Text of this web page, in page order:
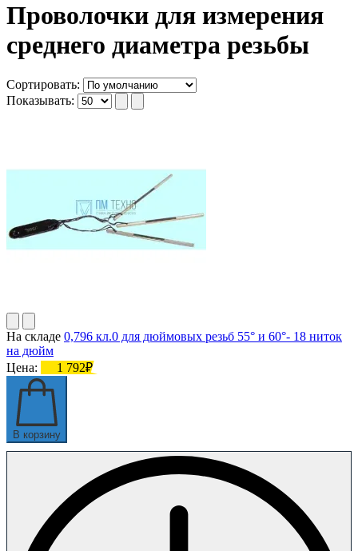
Проволочки для измерения
среднего диаметра резьбы
Сортировать:
Показывать:
На складе 0,796 кл.0 для дюймовых резьб 55° и 60°- 18 ниток
на дюйм
Цена:
1 792₽
В корзину